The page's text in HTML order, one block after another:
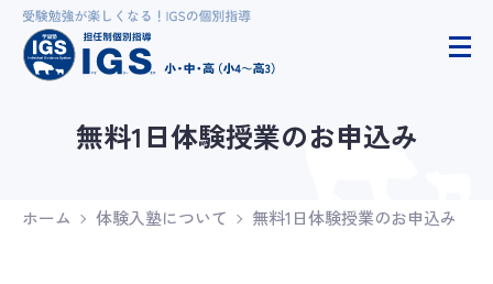
無料1日体験授業のお申込み
ホーム 体験入塾について 無料1日体験授業のお申込み